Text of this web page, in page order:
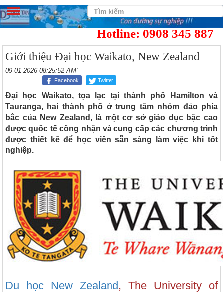
Hotline: 0908 345 887
Giới thiệu Đại học Waikato, New Zealand
09-01-2026 08:25:52 AM'
Facebook Twitter
Đại học Waikato, tọa lạc tại thành phố Hamilton và
Tauranga, hai thành phố ở trung tâm nhóm đảo phía
bắc của New Zealand, là một cơ sở giáo dục bậc cao
được quốc tế công nhận và cung cấp các chương trình
được thiết kế để học viên sẵn sàng làm việc khi tốt
nghiệp.
Du học New Zealand, The University of